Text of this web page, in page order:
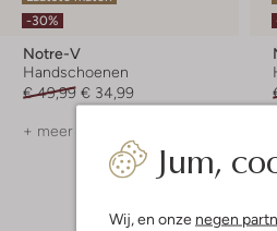
Jum,
Wij, en onze negen
-30%
Notre-V
Handschoenen
€ 49,99 € 34,99
+ meer kleuren